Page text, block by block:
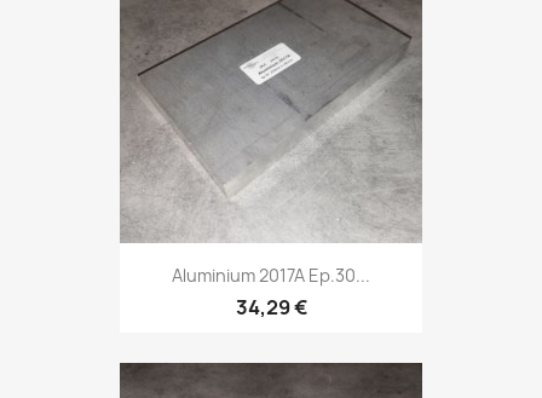
Aluminium 2017A Ep.30...
34,29 €